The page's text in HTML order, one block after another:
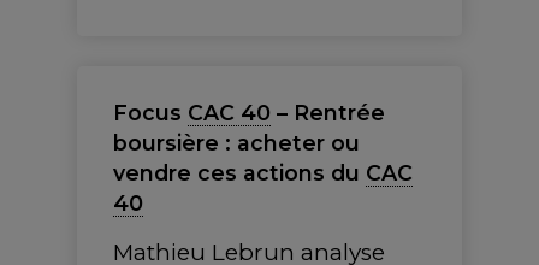
Focus CAC 40 – Rentrée
boursière : acheter ou
vendre ces actions du CAC
40
Mathieu Lebrun analyse